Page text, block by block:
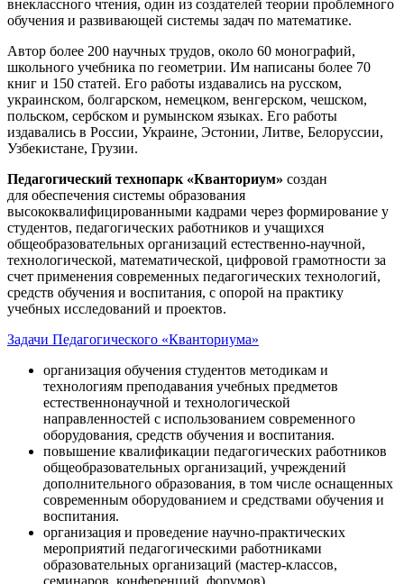
внеклассного чтения, один из создателей теории проблемного
обучения и развивающей системы задач по математике.
Автор более 200 научных трудов, около 60 монографий,
школьного учебника по геометрии. Им написаны более 70
книг и 150 статей. Его работы издавались на русском,
украинском, болгарском, немецком, венгерском, чешском,
польском, сербском и румынском языках. Его работы
издавались в России, Украине, Эстонии, Литве, Белоруссии,
Узбекистане, Грузии.
Педагогический технопарк «Кванториум» создан
для обеспечения системы образования
высококвалифицированными кадрами через формирование у
студентов, педагогических работников и учащихся
общеобразовательных организаций естественно-научной,
технологической, математической, цифровой грамотности за
счет применения современных педагогических технологий,
средств обучения и воспитания, с опорой на практику
учебных исследований и проектов.
Задачи Педагогического «Кванториума»
организация обучения студентов методикам и
технологиям преподавания учебных предметов
естественнонаучной и технологической
направленностей с использованием современного
оборудования, средств обучения и воспитания.
повышение квалификации педагогических работников
общеобразовательных организаций, учреждений
дополнительного образования, в том числе оснащенных
современным оборудованием и средствами обучения и
воспитания.
организация и проведение научно-практических
мероприятий педагогическими работниками
образовательных организаций (мастер-классов,
семинаров, конференций, форумов)